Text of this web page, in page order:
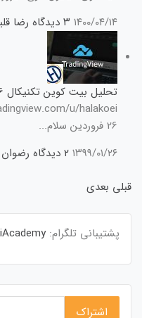
۱۴۰۰/۰۴/۱۴ ۳ دیدگاه رضا
تحلیل بیت کوین تکنیکال 26 فروردین
26 فروردین سلام...
۱۳۹۹/۰۱/۲۶ ۲ دیدگاه
قبلی بعدی
پشتیبانی تلگرام: